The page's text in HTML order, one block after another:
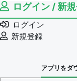
例文の編集
例文の削除
審査に対す
決定に必要
問題の編集
ログイン / 新
ログイン
新規登録
アプリをダ